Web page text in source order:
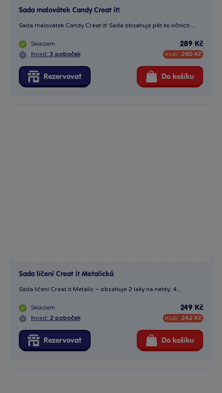
Sada malovátek Candy Creat it!
Sada malovátek Candy Creat it! Sada obsahuje pět ks očních...
Skladem
Ihned: 3 poboček
289 Kč
Klub: 280 Kč
Rezervovat Do košíku
Sada líčení Creat it Metalická
Sada líčení Creat it Metalic – obsahuje 2 laky na nehty, 4...
Skladem
Ihned: 2 poboček
249 Kč
Klub: 242 Kč
Rezervovat Do košíku